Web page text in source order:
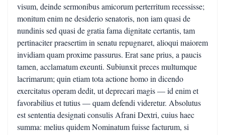
visum, deinde sermonibus amicorum perterritum recessisse;
monitum enim ne desiderio senatoris, non iam quasi de
nundinis sed quasi de gratia fama dignitate certantis, tam
pertinaciter praesertim in senatu repugnaret, alioqui maiorem
invidiam quam proxime passurus. Erat sane prius, a paucis
tamen, acclamatum exeunti. Subiunxit preces multumque
lacrimarum; quin etiam tota actione homo in dicendo
exercitatus operam dedit, ut deprecari magis — id enim et
favorabilius et tutius — quam defendi videretur. Absolutus
est sententia designati consulis Afrani Dextri, cuius haec
summa: melius quidem Nominatum fuisse facturum, si